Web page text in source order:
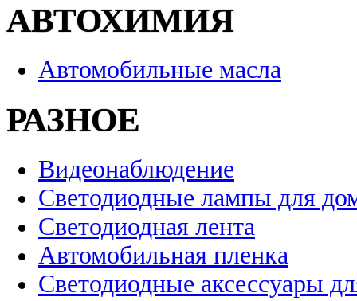
АВТОХИМИЯ
Автомобильные масла
РАЗНОЕ
Видеонаблюдение
Светодиодные лампы для
Светодиодная лента
Автомобильная пленка
Светодиодные аксессуары